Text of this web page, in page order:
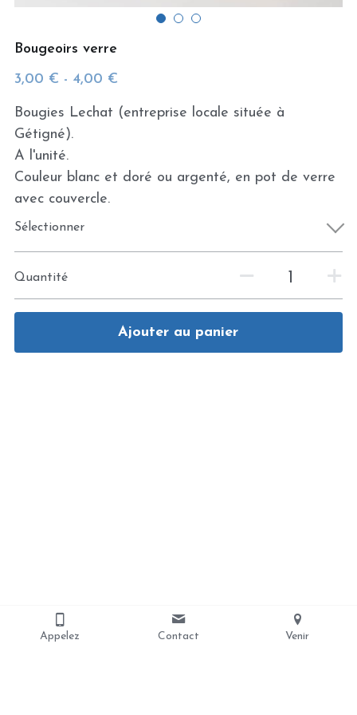
Bougeoirs verre
3,00 € - 4,00 €
Bougies Lechat (entreprise locale située à
Gétigné).
A l'unité.
Couleur blanc et doré ou argenté, en pot de verre
avec couvercle.
Sélectionner
Quantité
Ajouter au panier
Appelez Contact Venir